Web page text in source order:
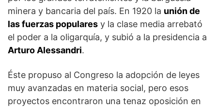
minera y bancaria del país. En 1920 la unión de
las fuerzas populares y la clase media arrebató
el poder a la oligarquía, y subió a la presidencia a
Arturo Alessandri.
Éste propuso al Congreso la adopción de leyes
muy avanzadas en materia social, pero esos
proyectos encontraron una tenaz oposición en